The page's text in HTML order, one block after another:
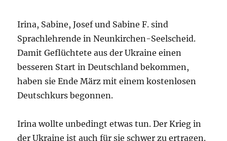
Irina, Sabine, Josef und Sabine F. sind
Sprachlehrende in Neunkirchen-Seelscheid.
Damit Geflüchtete aus der Ukraine einen
besseren Start in Deutschland bekommen,
haben sie Ende März mit einem kostenlosen
Deutschkurs begonnen.
Irina wollte unbedingt etwas tun. Der Krieg in
der Ukraine ist auch für sie schwer zu ertragen.